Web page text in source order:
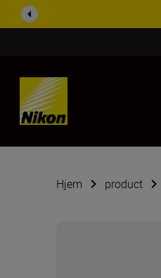
Skip Content
Hjem product